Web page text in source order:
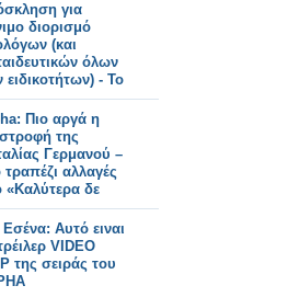
για
διορισμό
(και
όλων
ειδικοτήτων) - Το
Πιο αργά η
της
Γερμανού –
τραπέζι αλλαγές
«Καλύτερα δε
Εσένα: Αυτό ειναι
VIDEO
της σειράς του